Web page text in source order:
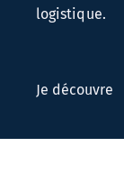
logistique.
Je découvre